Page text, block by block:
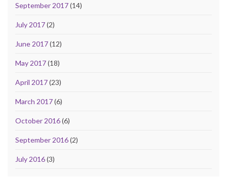
September 2017(14)
July 2017(2)
June 2017(12)
May 2017(18)
April 2017(23)
March 2017(6)
October 2016(6)
September 2016(2)
July 2016(3)